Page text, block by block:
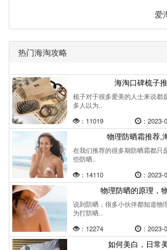
爱
热门海淘攻略
海淘口碑梳子
梳子对于很多爱美的人士来说都
多人以为..
：11019
：2023-
物理防晒霜推荐,
在我们推荐的很多期防晒霜都只
些防晒..
：14110
：2023-
物理防晒的原理，
说到防晒，很多小伙伴都知道物
为打防晒..
：12274
：2023-
如何美白，日常